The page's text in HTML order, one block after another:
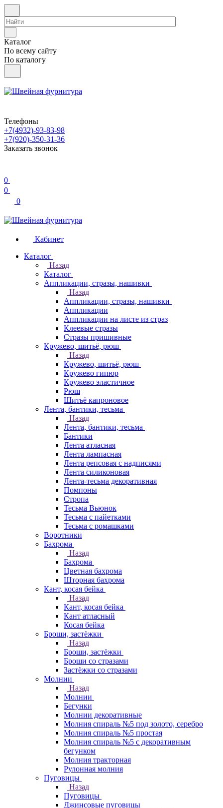
Каталог
По всему сайту
По каталогу
Телефоны
+7(4932)-93-83-98
+7(920)-350-31-36
Заказать звонок
0
0
0
Кабинет
Каталог
Назад
Каталог
Аппликации, стразы, нашивки
Назад
Аппликации, стразы, нашивки
Аппликации
Аппликации на листе из страз
Клеевые стразы
Стразы пришивные
Кружево, шитьё, рюш
Назад
Кружево, шитьё, рюш
Кружево гипюр
Кружево эластичное
Рюш
Шитьё капроновое
Лента, бантики, тесьма
Назад
Лента, бантики, тесьма
Бантики
Лента атласная
Лента лампасная
Лента репсовая с надписями
Лента силиконовая
Лента-тесьма декоративная
Помпоны
Стропа
Тесьма Вьюнок
Тесьма с пайетками
Тесьма с ромашками
Воротники
Бахрома
Назад
Бахрома
Цветная бахрома
Шторная бахрома
Кант, косая бейка
Назад
Кант, косая бейка
Кант атласный
Косая бейка
Броши, застёжки
Назад
Броши, застёжки
Броши со стразами
Застёжки со стразами
Молнии
Назад
Молнии
Бегунки
Молнии декоративные
Молния спираль №5 под золото, серебро
Молния спираль №5 простая
Молния спираль №5 с декоративным
бегунком
Молния тракторная
Рулонная молния
Пуговицы
Назад
Пуговицы
Джинсовые пуговицы